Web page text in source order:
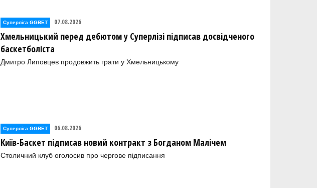
Суперліга GGBET 07.08.2026
Хмельницький перед дебютом у Суперлізі підписав досвідченого
баскетболіста
Дмитро Липовцев продовжить грати у Хмельницькому
Суперліга GGBET 06.08.2026
Київ-Баскет підписав новий контракт з Богданом Малічем
Столичний клуб оголосив про чергове підписання